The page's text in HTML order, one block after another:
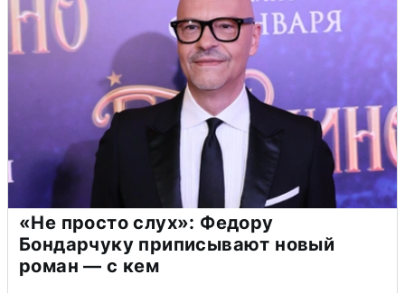
«Не просто слух»: Федору
Бондарчуку приписывают новый
роман — с кем